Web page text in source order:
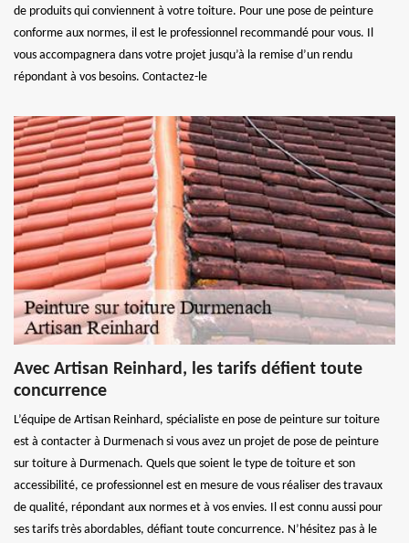
de produits qui conviennent à votre toiture. Pour une pose de peinture
conforme aux normes, il est le professionnel recommandé pour vous. Il
vous accompagnera dans votre projet jusqu’à la remise d’un rendu
répondant à vos besoins. Contactez-le
Avec Artisan Reinhard, les tarifs défient toute
concurrence
L’équipe de Artisan Reinhard, spécialiste en pose de peinture sur toiture
est à contacter à Durmenach si vous avez un projet de pose de peinture
sur toiture à Durmenach. Quels que soient le type de toiture et son
accessibilité, ce professionnel est en mesure de vous réaliser des travaux
de qualité, répondant aux normes et à vos envies. Il est connu aussi pour
ses tarifs très abordables, défiant toute concurrence. N’hésitez pas à le